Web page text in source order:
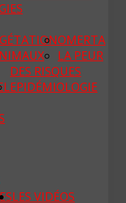
OMERTA
LA PEUR
DES RISQUES
EPIDÉMIOLOGIE
LES VIDÉOS